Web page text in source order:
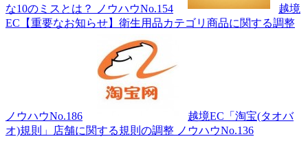
な10のミスとは？ ノウハウNo.154
越境
EC【重要なお知らせ】衛生用品カテゴリ商品に関する調整
ノウハウNo.186
越境EC「淘宝(タオバ
オ)規則」店舗に関する規則の調整 ノウハウNo.136